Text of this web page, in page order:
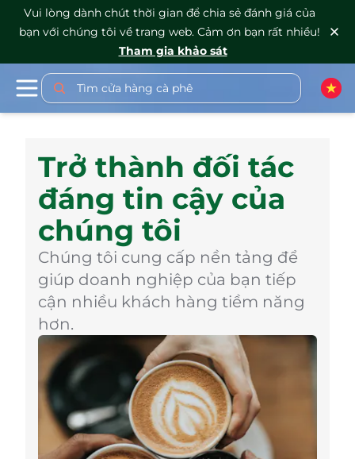
Vui lòng dành chút thời gian để chia sẻ đánh giá của
bạn với chúng tôi về trang web. Cảm ơn bạn rất nhiều!
Tham gia khảo sát
Tìm cửa hàng cà phê
Trở thành đối tác
đáng tin cậy của
chúng tôi
Chúng tôi cung cấp nền tảng để
giúp doanh nghiệp của bạn tiếp
cận nhiều khách hàng tiềm năng
hơn.